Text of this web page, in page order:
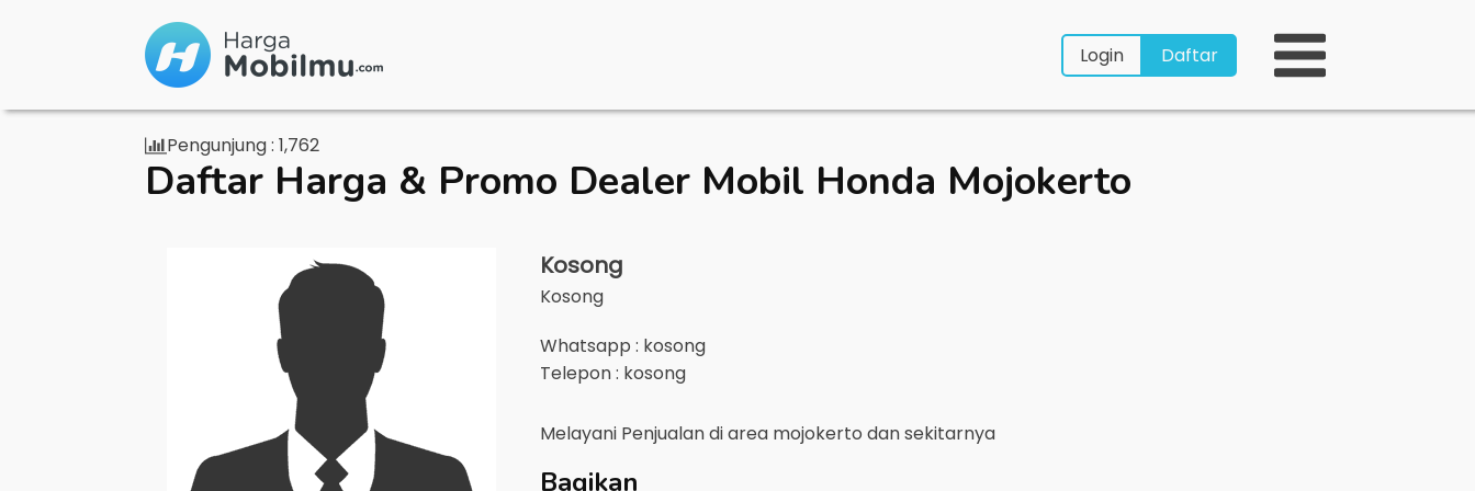
Login Daftar
Pengunjung : 1,762
Daftar Harga & Promo Dealer Mobil Honda Mojokerto
Kosong
Kosong
Whatsapp : kosong
Telepon : kosong
Melayani Penjualan di area mojokerto dan sekitarnya
Bagikan